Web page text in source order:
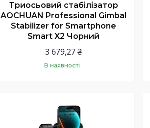
Триосьовий стабілізатор
AOCHUAN Professional Gimbal
Stabilizer for Smartphone
Smart X2 Чорний
3 679,27 ₴
В наявності